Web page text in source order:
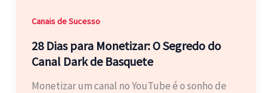
Canais de Sucesso
28 Dias para Monetizar: O Segredo do
Canal Dark de Basquete
Monetizar um canal no YouTube é o sonho de